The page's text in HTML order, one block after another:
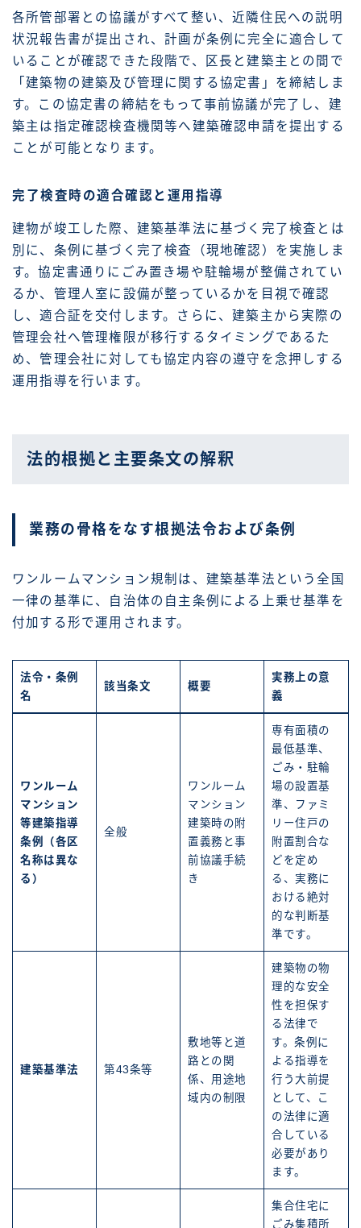
各所管部署との協議がすべて整い、近隣住民への説明
状況報告書が提出され、計画が条例に完全に適合して
いることが確認できた段階で、区長と建築主との間で
「建築物の建築及び管理に関する協定書」を締結しま
す。この協定書の締結をもって事前協議が完了し、建
築主は指定確認検査機関等へ建築確認申請を提出する
ことが可能となります。
完了検査時の適合確認と運用指導
建物が竣工した際、建築基準法に基づく完了検査とは
別に、条例に基づく完了検査（現地確認）を実施しま
す。協定書通りにごみ置き場や駐輪場が整備されてい
るか、管理人室に設備が整っているかを目視で確認
し、適合証を交付します。さらに、建築主から実際の
管理会社へ管理権限が移行するタイミングであるた
め、管理会社に対しても協定内容の遵守を念押しする
運用指導を行います。
法的根拠と主要条文の解釈
業務の骨格をなす根拠法令および条例
ワンルームマンション規制は、建築基準法という全国
一律の基準に、自治体の自主条例による上乗せ基準を
付加する形で運用されます。
法令・条例
名
該当条文 概要
実務上の意
義
ワンルーム
マンション
等建築指導
条例（各区
名称は異な
る）
全般
ワンルーム
マンション
建築時の附
置義務と事
前協議手続
き
専有面積の
最低基準、
ごみ・駐輪
場の設置基
準、ファミ
リー住戸の
附置割合な
どを定め
る、実務に
おける絶対
的な判断基
準です。
建築基準法 第43条等
敷地等と道
路との関
係、用途地
域内の制限
建築物の物
理的な安全
性を担保す
る法律で
す。条例に
よる指導を
行う大前提
として、こ
の法律に適
合している
必要があり
ます。
集合住宅に
ごみ集積所